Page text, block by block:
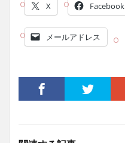
X Facebook
メールアドレス